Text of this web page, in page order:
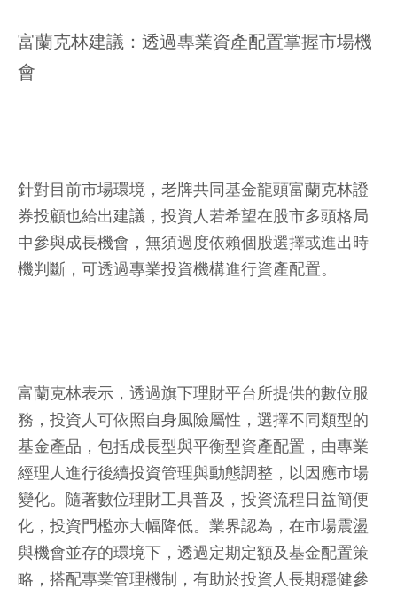
富蘭克林建議：透過專業資產配置掌握市場機
會
針對目前市場環境，老牌共同基金龍頭富蘭克林證
券投顧也給出建議，投資人若希望在股市多頭格局
中參與成長機會，無須過度依賴個股選擇或進出時
機判斷，可透過專業投資機構進行資產配置。
富蘭克林表示，透過旗下理財平台所提供的數位服
務，投資人可依照自身風險屬性，選擇不同類型的
基金產品，包括成長型與平衡型資產配置，由專業
經理人進行後續投資管理與動態調整，以因應市場
變化。隨著數位理財工具普及，投資流程日益簡便
化，投資門檻亦大幅降低。業界認為，在市場震盪
與機會並存的環境下，透過定期定額及基金配置策
略，搭配專業管理機制，有助於投資人長期穩健參